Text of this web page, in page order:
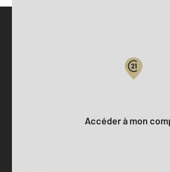
Accéder à mon